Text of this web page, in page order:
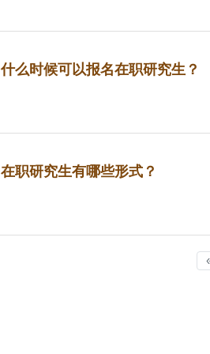
什么时候可以报名在职研究生？
在职研究生有哪些形式？